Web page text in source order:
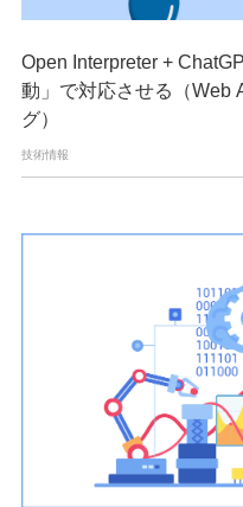
Open Interpreter +
動」で対応させる（Web
グ）
技術情報